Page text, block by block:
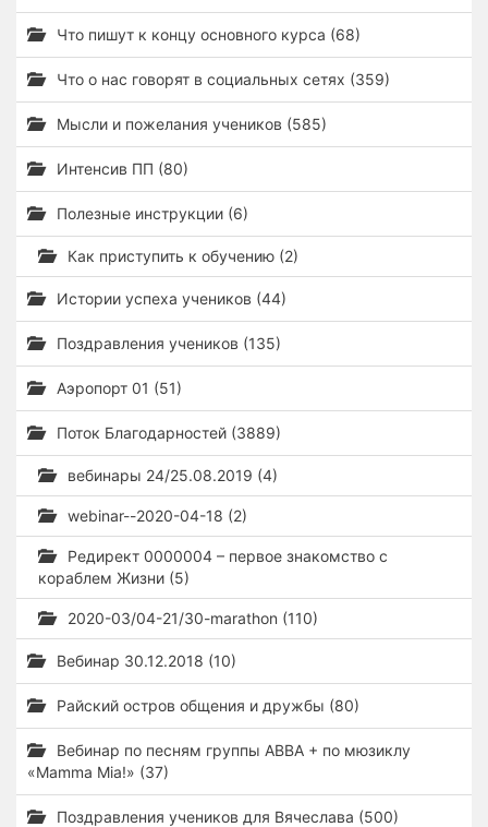
Что пишут к концу основного курса (68)
Что о нас говорят в социальных сетях (359)
Мысли и пожелания учеников (585)
Интенсив ПП (80)
Полезные инструкции (6)
Как приступить к обучению (2)
Истории успеха учеников (44)
Поздравления учеников (135)
Аэропорт 01 (51)
Поток Благодарностей (3889)
вебинары 24/25.08.2019 (4)
webinar--2020-04-18 (2)
Редирект 0000004 – первое знакомство с
кораблем Жизни (5)
2020-03/04-21/30-marathon (110)
Вебинар 30.12.2018 (10)
Райский остров общения и дружбы (80)
Вебинар по песням группы ABBA + по мюзиклу
«Mamma Mia!» (37)
Поздравления учеников для Вячеслава (500)